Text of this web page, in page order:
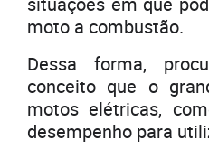
moto a combustão.
Dessa forma,
conceito que o
motos elétricas,
desempenho para